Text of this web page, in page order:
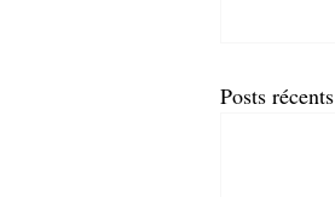
Posts récents